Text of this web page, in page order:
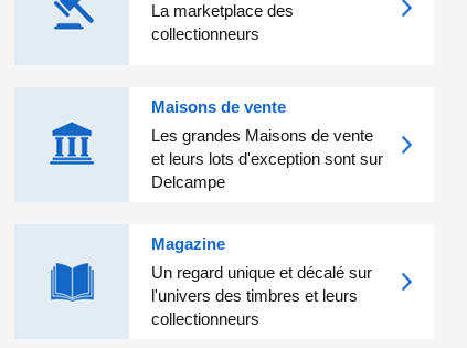
La marketplace des
collectionneurs
Maisons de vente
Les grandes Maisons de vente
et leurs lots d'exception sont sur
Delcampe
Magazine
Un regard unique et décalé sur
l'univers des timbres et leurs
collectionneurs